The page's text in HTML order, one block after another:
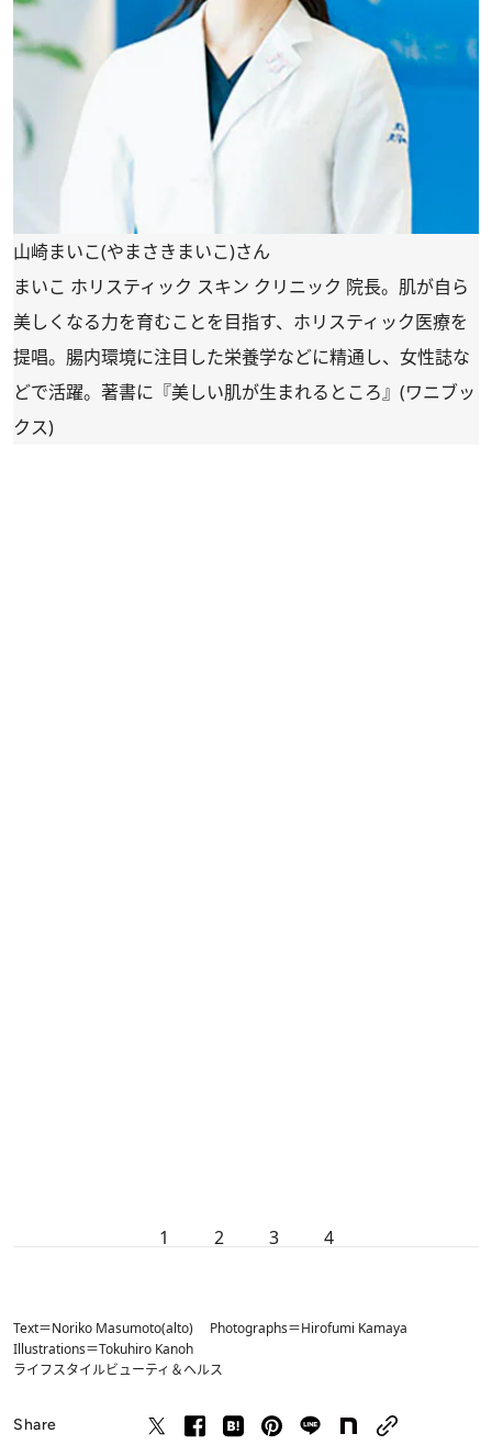
山崎まいこ(やまさきまいこ)さん
まいこ ホリスティック スキン クリニック 院長。肌が自ら
美しくなる力を育むことを目指す、ホリスティック医療を
提唱。腸内環境に注目した栄養学などに精通し、女性誌な
どで活躍。著書に『美しい肌が生まれるところ』(ワニブッ
クス)
1 2 3 4
Text＝Noriko Masumoto(alto) Photographs＝Hirofumi Kamaya
Illustrations＝Tokuhiro Kanoh
ライフスタイルビューティ＆ヘルス
Share